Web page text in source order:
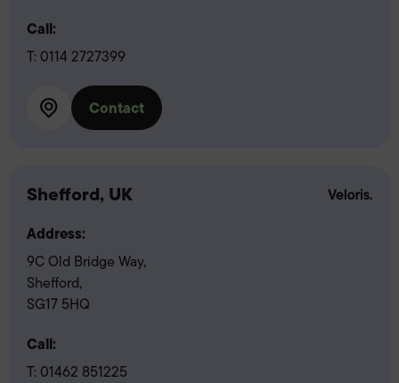
Call:
T: 0114 2727399
Contact
Shefford, UK
Address:
9C Old Bridge Way,
Shefford,
SG17 5HQ
Call:
T: 01462 851225